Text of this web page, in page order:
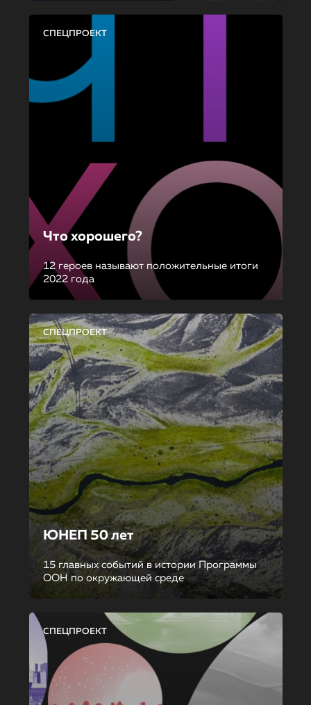
СПЕЦПРОЕКТ
Что хорошего?
12 героев называют положительные итоги
2022 года
СПЕЦПРОЕКТ
ЮНЕП 50 лет
15 главных событий в истории Программы
ООН по окружающей среде
СПЕЦПРОЕКТ